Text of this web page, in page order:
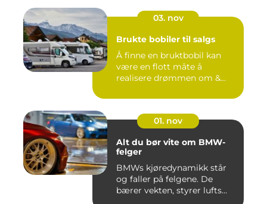
03. nov
Brukte bobiler til salgs
Å finne en bruktbobil kan
være en flott måte å
realisere drømmen om &...
01. nov
Alt du bør vite om BMW-
felger
BMWs kjøredynamikk står
og faller på felgene. De
bærer vekten, styrer lufts...